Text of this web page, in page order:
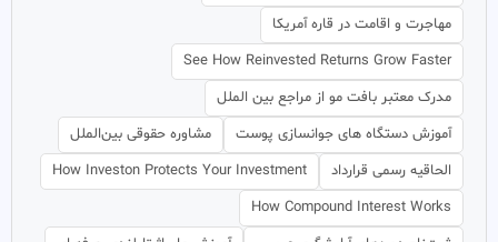
مهاجرت و اقامت در قاره آمریکا
See How Reinvested Returns Grow Faster
مدرک معتبر بافت مو از مراجع بین الملل
آموزش دستگاه های جوانسازی پوست
مشاوره حقوقی بین‌الملل
الحاقیه رسمی قرارداد
How Investon Protects Your Investment
How Compound Interest Works